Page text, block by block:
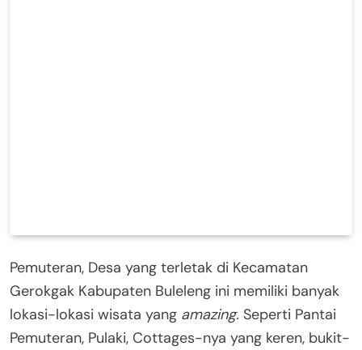
Pemuteran, Desa yang terletak di Kecamatan
Gerokgak Kabupaten Buleleng ini memiliki banyak
lokasi-lokasi wisata yang amazing. Seperti Pantai
Pemuteran, Pulaki, Cottages-nya yang keren, bukit-